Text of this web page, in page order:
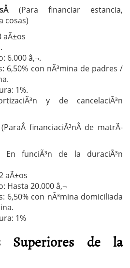
(Para financiar estancia,
cosas)
aÃ±os
6.000 â‚¬.
6,50% con nÃ³mina de padres /
1%.
y de cancelaciÃ³n
financiaciÃ³nÂ de matrÃ­
En funciÃ³n de la duraciÃ³n
aÃ±os
Hasta 20.000 â‚¬
6,50% con nÃ³mina domiciliada
1%
Superiores de la